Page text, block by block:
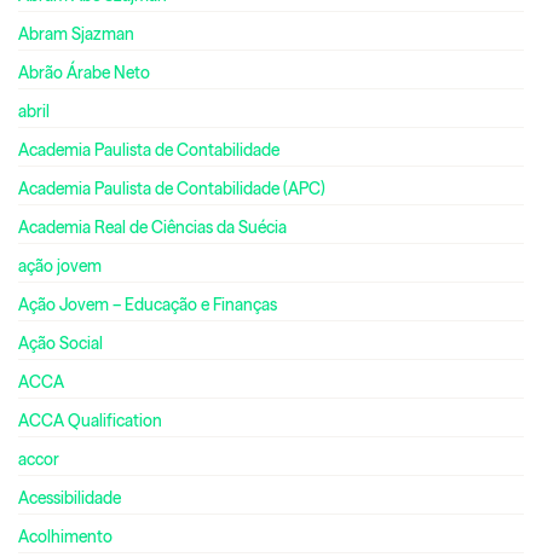
Abram Sjazman
Abrão Árabe Neto
abril
Academia Paulista de Contabilidade
Academia Paulista de Contabilidade (APC)
Academia Real de Ciências da Suécia
ação jovem
Ação Jovem – Educação e Finanças
Ação Social
ACCA
ACCA Qualification
accor
Acessibilidade
Acolhimento